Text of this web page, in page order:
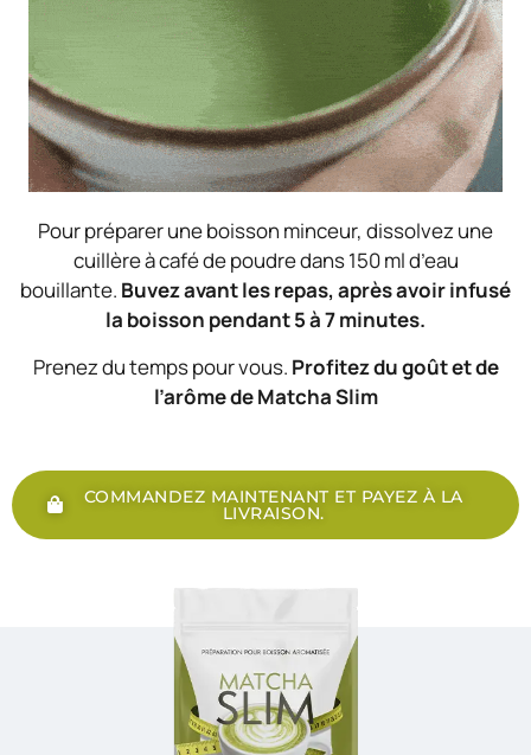
Pour préparer une boisson minceur, dissolvez une
cuillère à café de poudre dans 150 ml d’eau
bouillante. Buvez avant les repas, après avoir infusé
la boisson pendant 5 à 7 minutes.
Prenez du temps pour vous. Profitez du goût et de
l’arôme de Matcha Slim
COMMANDEZ MAINTENANT ET PAYEZ À LA
LIVRAISON.